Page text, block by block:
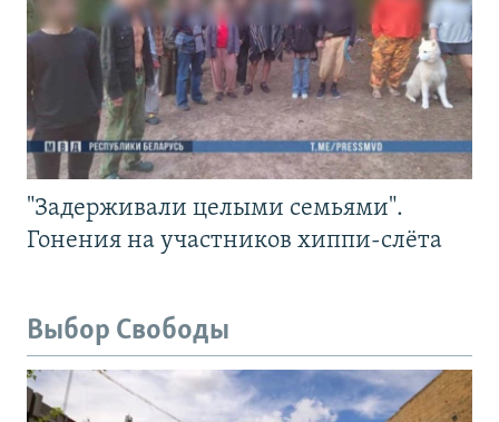
"Задерживали целыми семьями".
Гонения на участников хиппи-слёта
Выбор Свободы